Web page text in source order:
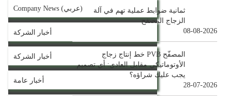
Company News (عربي)
أخبار الشركة
أخبار الشركة
أخبار عامة
ثمانية ضوابط عملية تهم في آلة
الزجاج المصفح
08-08-2026
خط إنتاج زجاج PVB المصفّح
الأوتوماتيكي مقابل العادي: أي تصميم
يجب عليك شراؤه؟
28-07-2026